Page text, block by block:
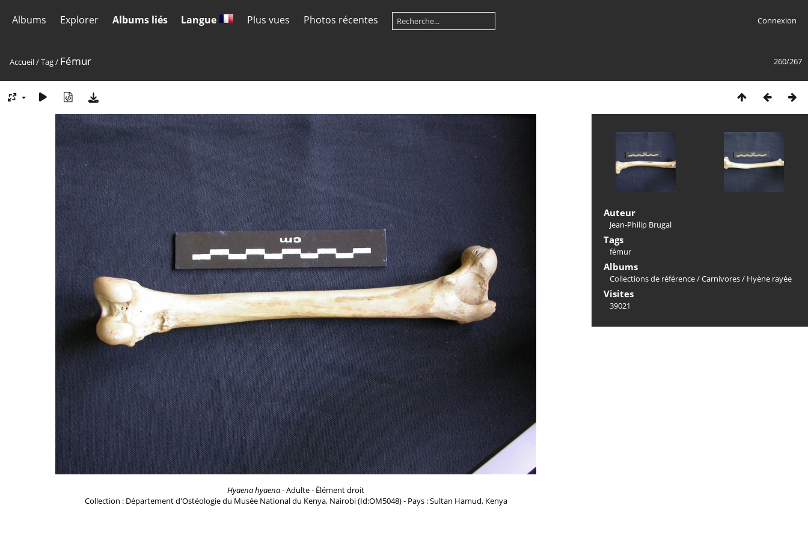
Albums Explorer Albums liés Langue Plus vues Photos récentes Connexion
260/267
Accueil/Tag/ Fémur
Hyaena hyaena- Adulte - Élément droit
Collection : Département d'Ostéologie du Musée National du Kenya, Nairobi (Id:OM5048) - Pays : Sultan Hamud, Kenya
Auteur
Jean-Philip Brugal
Tags
fémur
Albums
Collections de référence/Carnivores/ Hyène rayée
Visites
39021